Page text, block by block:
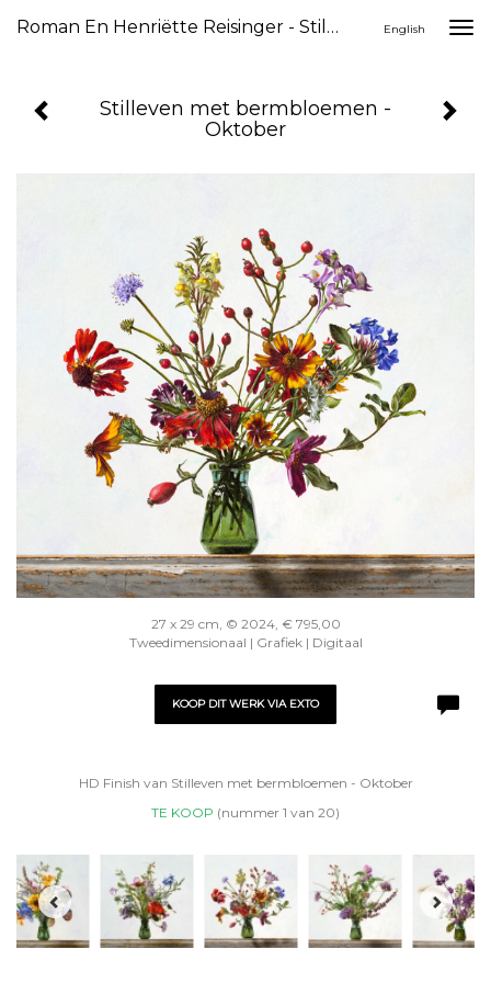
Roman En Henriëtte Reisinger - Stilleven Met Bermbloemen - Oktober English
Stilleven met bermbloemen -
Oktober
27 x 29 cm, © 2024, € 795,00
Tweedimensionaal | Grafiek | Digitaal
KOOP DIT WERK VIA EXTO
HD Finish van Stilleven met bermbloemen - Oktober
TE KOOP (nummer 1 van 20)